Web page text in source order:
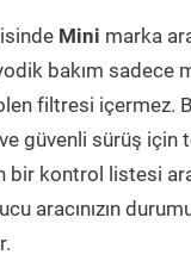
Mini marka
bakım sadece
filtresi içermez.
ve güvenli sürüş
kontrol listesi
aracınızın